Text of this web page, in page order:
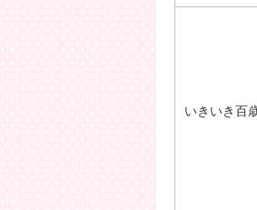
いきいき百